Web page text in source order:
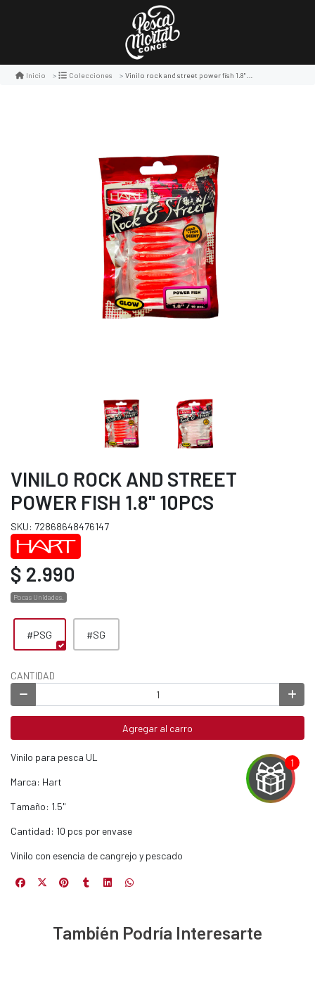
Inicio Colecciones Vinilo rock and street power fish 1.8" 10pcs
VINILO ROCK AND STREET
POWER FISH 1.8" 10PCS
SKU: 72868648476147
$ 2.990
Pocas Unidades.
#PSG #SG
CANTIDAD
Agregar al carro
Vinilo para pesca UL
Marca: Hart
Tamaño: 1.5"
Cantidad: 10 pcs por envase
Vinilo con esencia de cangrejo y pescado
También Podría Interesarte